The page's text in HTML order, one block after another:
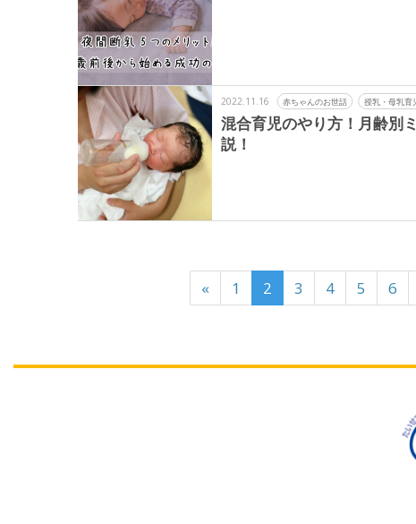
2022.11.16 赤ちゃんのお世話 授乳・母乳育
混合育児のやり方！月齢別
説！
« 1 2 3 4 5 6